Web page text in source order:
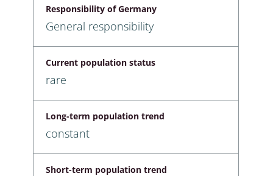
Responsibility of Germany
General responsibility
Current population status
rare
Long-term population trend
constant
Short-term population trend